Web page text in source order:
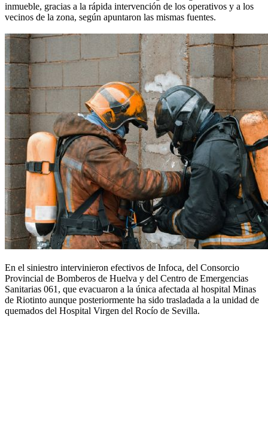
inmueble, gracias a la rápida intervención de los operativos y a los
vecinos de la zona, según apuntaron las mismas fuentes.
En el siniestro intervinieron efectivos de Infoca, del Consorcio
Provincial de Bomberos de Huelva y del Centro de Emergencias
Sanitarias 061, que evacuaron a la única afectada al hospital Minas
de Riotinto aunque posteriormente ha sido trasladada a la unidad de
quemados del Hospital Virgen del Rocío de Sevilla.